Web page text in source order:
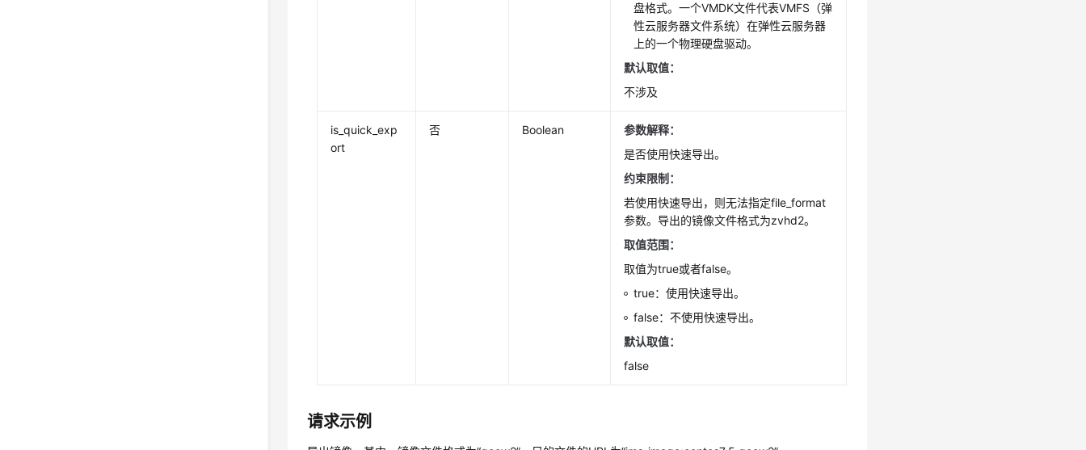
盘格式。一个VMDK文件代表VMFS（弹
性云服务器文件系统）在弹性云服务器
上的一个物理硬盘驱动。
默认取值：
不涉及
is_quick_exp
ort
否 Boolean
参数解释：
是否使用快速导出。
约束限制：
若使用快速导出，则无法指定file_format
参数。导出的镜像文件格式为zvhd2。
取值范围：
取值为true或者false。
true：使用快速导出。
false：不使用快速导出。
默认取值：
false
请求示例